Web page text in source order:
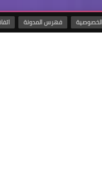
فهرس المدونة